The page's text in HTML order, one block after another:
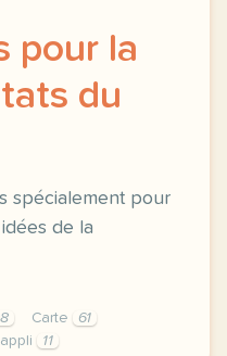
pour la
du
spécialement pour
de la
Carte
61
11